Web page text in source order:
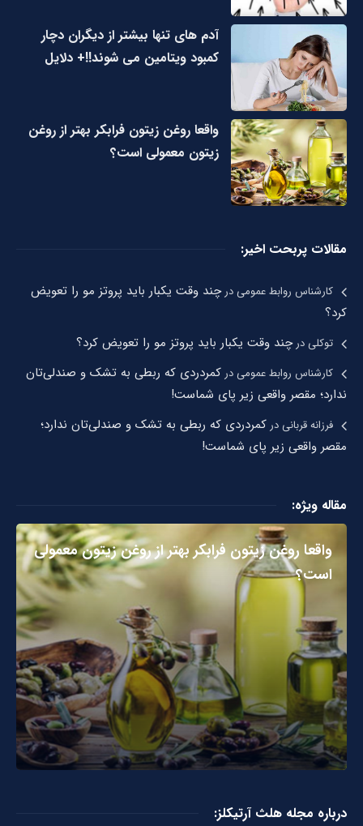
آدم های تنها بیشتر از دیگران دچار
کمبود ویتامین می شوند!!+ دلایل
واقعا روغن زیتون فرابکر بهتر از روغن
زیتون معمولی است؟
مقالات پربحت اخیر:
کارشناس روابط عمومیدرچند وقت یکبار باید پروتز مو را تعویض
کرد؟
توکلیدرچند وقت یکبار باید پروتز مو را تعویض کرد؟
کارشناس روابط عمومیدر کمردردی که ربطی به تشک و صندلی‌تان
ندارد؛ مقصر واقعی زیر پای شماست!
فرزانه قربانیدر کمردردی که ربطی به تشک و صندلی‌تان ندارد؛
مقصر واقعی زیر پای شماست!
مقاله ویژه:
واقعا روغن زیتون فرابکر بهتر از روغن زیتون معمولی
است؟
درباره مجله هلث آرتیکلز: